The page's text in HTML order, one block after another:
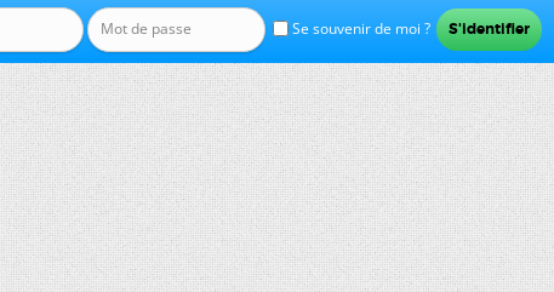
Se souvenir de moi ?